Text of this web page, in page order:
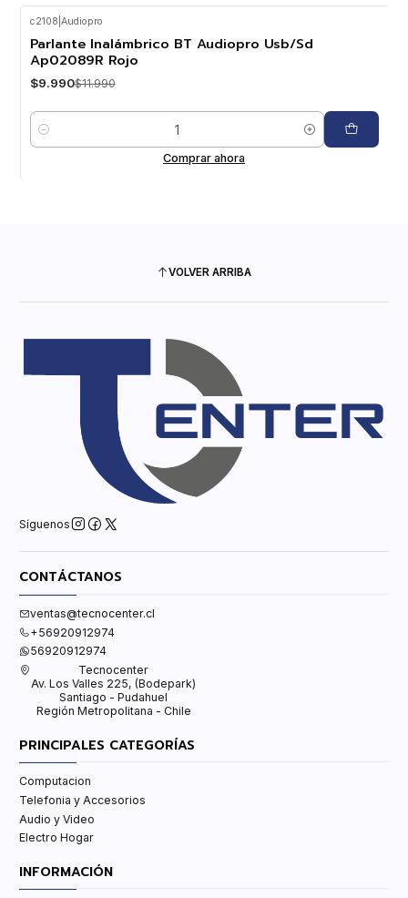
c2108 Audiopro
Parlante Inalámbrico BT Audiopro Usb/Sd
Ap02089R Rojo
$9.990$11.990
Cantidad
Comprar ahora
VOLVER ARRIBA
Síguenos
CONTÁCTANOS
ventas@tecnocenter.cl
+56920912974
56920912974
Tecnocenter
Av. Los Valles 225, (Bodepark)
Santiago - Pudahuel
Región Metropolitana - Chile
PRINCIPALES CATEGORÍAS
Computacion
Telefonia y Accesorios
Audio y Video
Electro Hogar
INFORMACIÓN